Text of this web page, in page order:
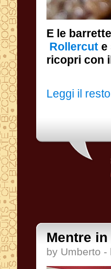
E le
Rollercut e
ricopri con
Leggi il
Mentre
by Umberto